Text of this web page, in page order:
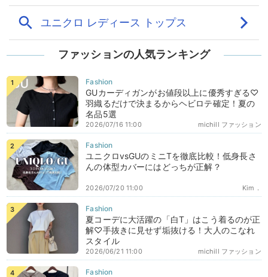
ファッションの人気ランキング
GUカーディガンがお値段以上に優秀すぎる♡
羽織るだけで決まるからヘビロテ確定！夏の
名品5選
michill ファッション
2026/07/16 11:00
ユニクロvsGUのミニTを徹底比較！低身長さ
んの体型カバーにはどっちが正解？
Kim．
2026/07/20 11:00
夏コーデに大活躍の「白T」はこう着るのが正
解♡手抜きに見せず垢抜ける！大人のこなれ
スタイル
michill ファッション
2026/06/21 11:00